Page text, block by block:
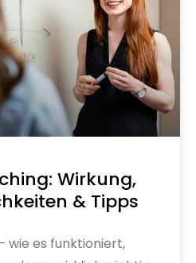
Wirkung,
& Tipps
wie es funktioniert,